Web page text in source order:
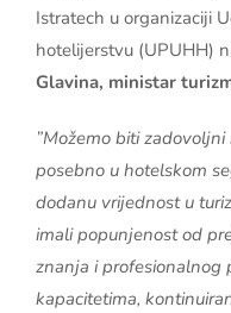
Istratech u organizaciji
hotelijerstvu (UPUHH)
Glavina, ministar
”Možemo biti
posebno u hotelskom
dodanu vrijednost u
imali popunjenost od
znanja i profesionalnog
kapacitetima,